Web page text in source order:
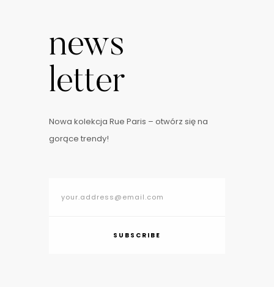
news
letter
Nowa kolekcja Rue Paris – otwórz się na
gorące trendy!
SUBSCRIBE